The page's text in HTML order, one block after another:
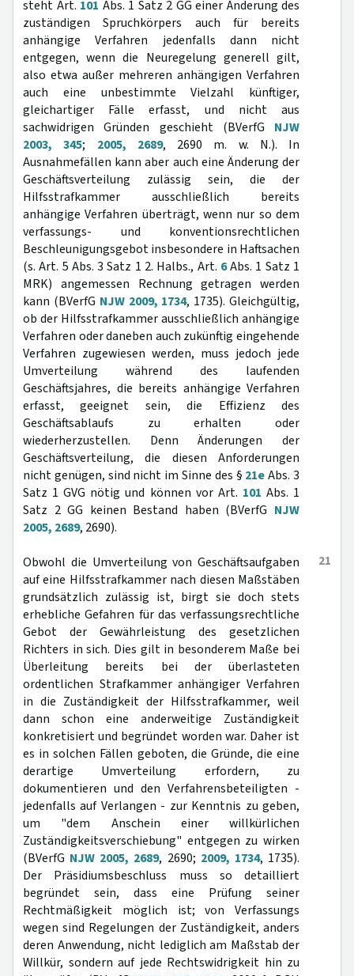
steht Art. 101 Abs. 1 Satz 2 GG einer Änderung des
zuständigen Spruchkörpers auch für bereits
anhängige Verfahren jedenfalls dann nicht
entgegen, wenn die Neuregelung generell gilt,
also etwa außer mehreren anhängigen Verfahren
auch eine unbestimmte Vielzahl künftiger,
gleichartiger Fälle erfasst, und nicht aus
sachwidrigen Gründen geschieht (BVerfG NJW
2003, 345; 2005, 2689, 2690 m. w. N.). In
Ausnahmefällen kann aber auch eine Änderung der
Geschäftsverteilung zulässig sein, die der
Hilfsstrafkammer ausschließlich bereits
anhängige Verfahren überträgt, wenn nur so dem
verfassungs- und konventionsrechtlichen
Beschleunigungsgebot insbesondere in Haftsachen
(s. Art. 5 Abs. 3 Satz 1 2. Halbs., Art. 6Abs. 1 Satz 1
MRK) angemessen Rechnung getragen werden
kann (BVerfG NJW 2009, 1734, 1735). Gleichgültig,
ob der Hilfsstrafkammer ausschließlich anhängige
Verfahren oder daneben auch zukünftig eingehende
Verfahren zugewiesen werden, muss jedoch jede
Umverteilung während des laufenden
Geschäftsjahres, die bereits anhängige Verfahren
erfasst, geeignet sein, die Effizienz des
Geschäftsablaufs zu erhalten oder
wiederherzustellen. Denn Änderungen der
Geschäftsverteilung, die diesen Anforderungen
nicht genügen, sind nicht im Sinne des § 21eAbs. 3
Satz 1 GVG nötig und können vor Art. 101 Abs. 1
Satz 2 GG keinen Bestand haben (BVerfG NJW
2005, 2689, 2690).
21
Obwohl die Umverteilung von Geschäftsaufgaben
auf eine Hilfsstrafkammer nach diesen Maßstäben
grundsätzlich zulässig ist, birgt sie doch stets
erhebliche Gefahren für das verfassungsrechtliche
Gebot der Gewährleistung des gesetzlichen
Richters in sich. Dies gilt in besonderem Maße bei
Überleitung bereits bei der überlasteten
ordentlichen Strafkammer anhängiger Verfahren
in die Zuständigkeit der Hilfsstrafkammer, weil
dann schon eine anderweitige Zuständigkeit
konkretisiert und begründet worden war. Daher ist
es in solchen Fällen geboten, die Gründe, die eine
derartige Umverteilung erfordern, zu
dokumentieren und den Verfahrensbeteiligten -
jedenfalls auf Verlangen - zur Kenntnis zu geben,
um "dem Anschein einer willkürlichen
Zuständigkeitsverschiebung" entgegen zu wirken
(BVerfG NJW 2005, 2689, 2690; 2009, 1734, 1735).
Der Präsidiumsbeschluss muss so detailliert
begründet sein, dass eine Prüfung seiner
Rechtmäßigkeit möglich ist; von Verfassungs
wegen sind Regelungen der Zuständigkeit, anders
deren Anwendung, nicht lediglich am Maßstab der
Willkür, sondern auf jede Rechtswidrigkeit hin zu